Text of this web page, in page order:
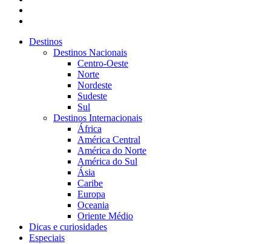
Destinos
Destinos Nacionais
Centro-Oeste
Norte
Nordeste
Sudeste
Sul
Destinos Internacionais
África
América Central
América do Norte
América do Sul
Ásia
Caribe
Europa
Oceania
Oriente Médio
Dicas e curiosidades
Especiais